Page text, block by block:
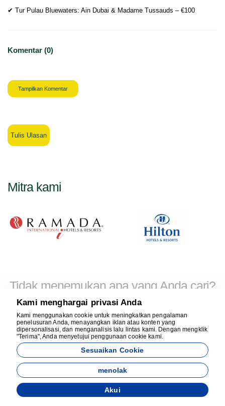
✔ Tur Pulau Bluewaters: Ain Dubai & Madame Tussauds – €100
Komentar (0)
Tampilkan Komentar
Tulis Ulasan
Mitra kami
Tidak menemukan apa yang Anda cari?
Bersama kamiberhubungan!
Anda dapat menghubungi kami untuk lebih banyak tur atau
hal lainnya. Anda dapat menghubungi tim dukungan kami
24/7.
Kontak WhatsApp
Kami menghargai privasi Anda
Kami menggunakan cookie untuk meningkatkan pengalaman
penelusuran Anda, menayangkan iklan atau konten yang
dipersonalisasi, dan menganalisis lalu lintas kami. Dengan mengklik
"Terima", Anda menyetujui penggunaan cookie kami.
Sesuaikan Cookie
menolak
Akui